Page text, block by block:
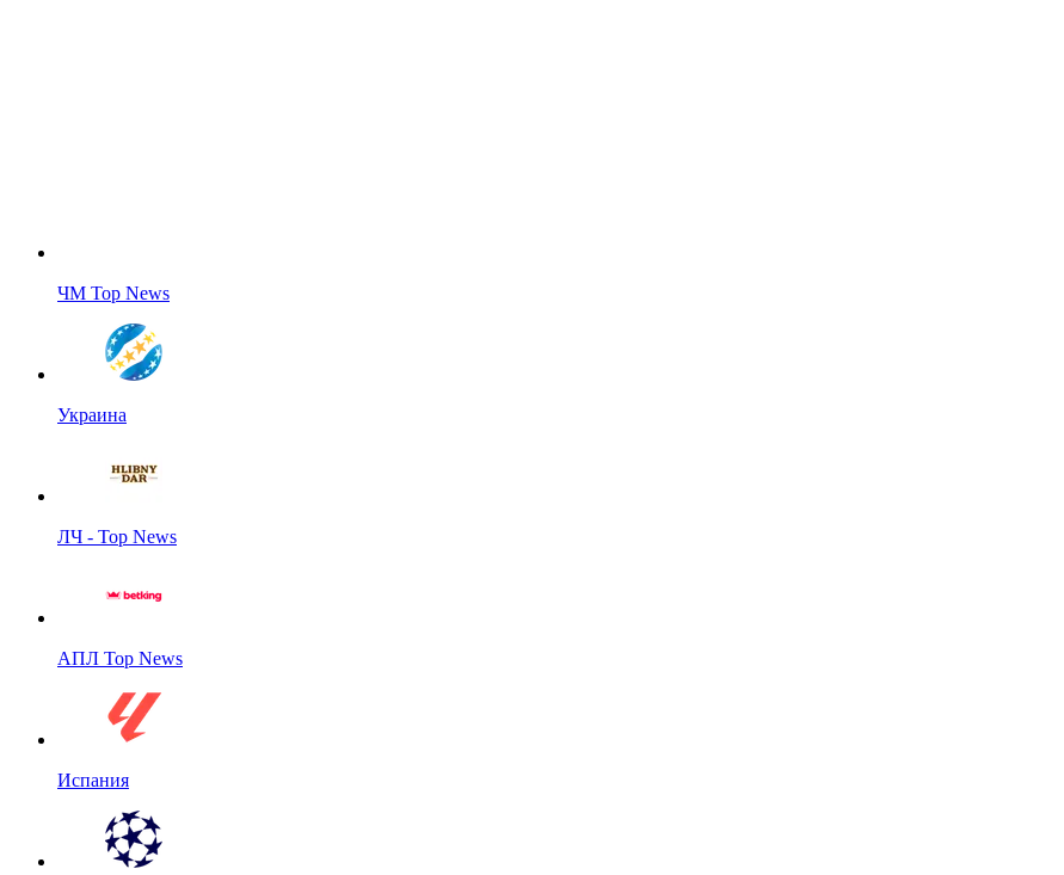
ЧМ Top News
Украина
ЛЧ - Top News
АПЛ Top News
Испания